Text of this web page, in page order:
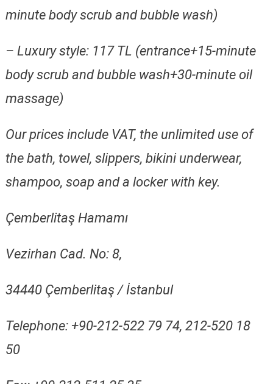
minute body scrub and bubble wash)
– Luxury style: 117 TL (entrance+15-minute
body scrub and bubble wash+30-minute oil
massage)
Our prices include VAT, the unlimited use of
the bath, towel, slippers, bikini underwear,
shampoo, soap and a locker with key.
Çemberlitaş Hamamı
Vezirhan Cad. No: 8,
34440 Çemberlitaş / İstanbul
Telephone: +90-212-522 79 74, 212-520 18
50